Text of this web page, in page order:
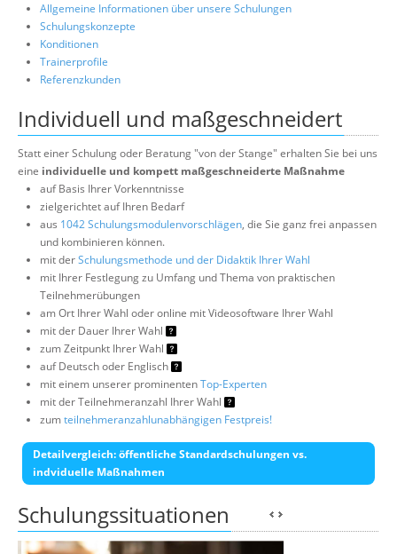
Allgemeine Informationen über unsere Schulungen
Schulungskonzepte
Konditionen
Trainerprofile
Referenzkunden
Individuell und maßgeschneidert
Statt einer Schulung oder Beratung "von der Stange" erhalten Sie bei uns
eine individuelle und kompett maßgeschneiderte Maßnahme
auf Basis Ihrer Vorkenntnisse
zielgerichtet auf Ihren Bedarf
aus 1042 Schulungsmodulenvorschlägen, die Sie ganz frei anpassen
und kombinieren können.
mit derSchulungsmethode und der Didaktik Ihrer Wahl
mit Ihrer Festlegung zu Umfang und Thema von praktischen
Teilnehmerübungen
am Ort Ihrer Wahl oder online mit Videosoftware Ihrer Wahl
mit der Dauer Ihrer Wahl
zum Zeitpunkt Ihrer Wahl
auf Deutsch oder Englisch
mit einem unserer prominentenTop-Experten
mit der Teilnehmeranzahl Ihrer Wahl
zumteilnehmeranzahlunabhängigen Festpreis!
Detailvergleich: öffentliche Standardschulungen vs.
indviduelle Maßnahmen
Schulungssituationen